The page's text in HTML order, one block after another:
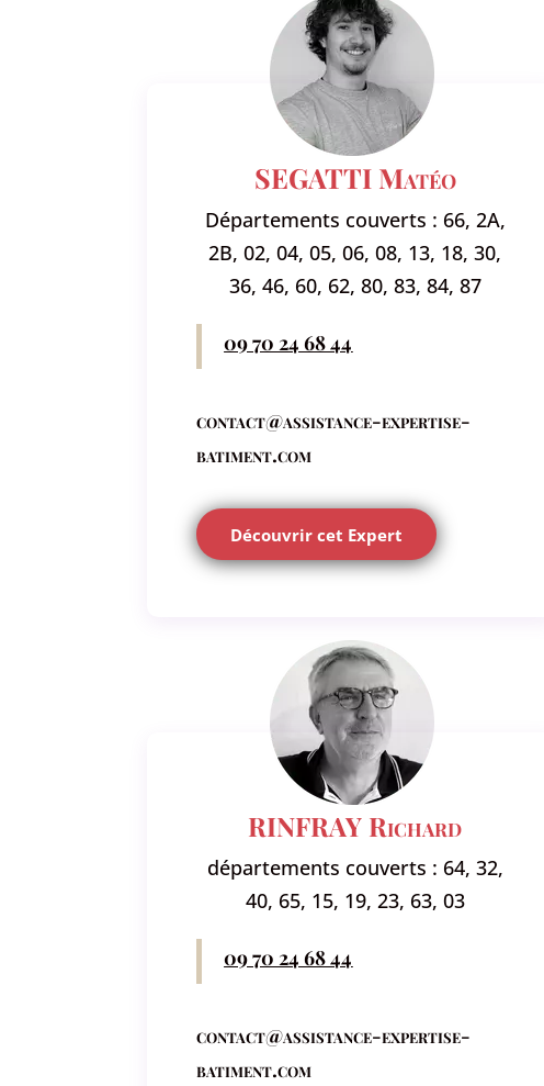
SEGATTI Matéo
Départements couverts : 66, 2A,
2B, 02, 04, 05, 06, 08, 13, 18, 30,
36, 46, 60, 62, 80, 83, 84, 87
09 70 24 68 44
contact@assistance-expertise-
batiment.com
Découvrir cet Expert
RINFRAY Richard
départements couverts : 64, 32,
40, 65, 15, 19, 23, 63, 03
09 70 24 68 44
contact@assistance-expertise-
batiment.com